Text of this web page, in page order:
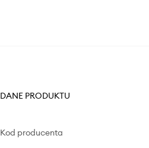
DANE PRODUKTU
Kod producenta